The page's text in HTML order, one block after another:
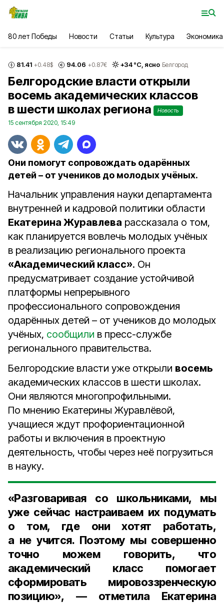
80 лет Победы Новости Статьи Культура Экономика
81.41 +0.48$ 94.06 +0.87€ +34°С, ясно Белгород
Белгородские власти открыли
восемь академических классов
в шести школах региона
Новость
15 сентября 2020, 15:49
Они помогут сопровождать одарённых
детей – от учеников до молодых учёных.
Начальник управления науки департамента
внутренней и кадровой политики области
Екатерина Журавлева рассказала о том,
как планируется вовлечь молодых учёных
в реализацию регионального проекта
«Академический класс». Он
предусматривает создание устойчивой
платформы непрерывного
профессионального сопровождения
одарённых детей – от учеников до молодых
учёных, сообщили в пресс-службе
регионального правительства.
Белгородские власти уже открыли восемь
академических классов в шести школах.
Они являются многопрофильными.
По мнению Екатерины Журавлёвой,
учащиеся ждут профориентационной
работы и включения в проектную
деятельность, чтобы через неё погрузиться
в науку.
«Разговаривая со школьниками, мы
уже сейчас настраиваем их подумать
о том, где они хотят работать,
а не учится. Поэтому мы совершенно
точно можем говорить, что
академический класс помогает
сформировать мировоззренческую
позицию», — отметила Екатерина